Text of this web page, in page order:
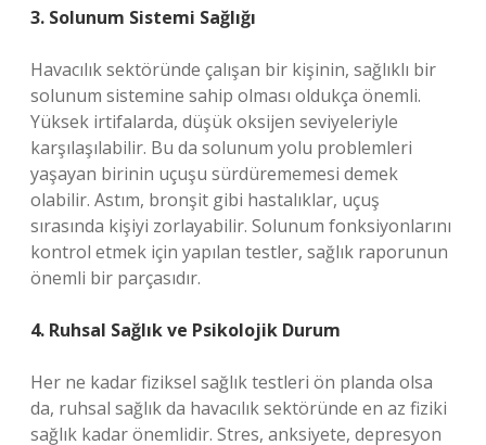
3. Solunum Sistemi Sağlığı
Havacılık sektöründe çalışan bir kişinin, sağlıklı bir
solunum sistemine sahip olması oldukça önemli.
Yüksek irtifalarda, düşük oksijen seviyeleriyle
karşılaşılabilir. Bu da solunum yolu problemleri
yaşayan birinin uçuşu sürdürememesi demek
olabilir. Astım, bronşit gibi hastalıklar, uçuş
sırasında kişiyi zorlayabilir. Solunum fonksiyonlarını
kontrol etmek için yapılan testler, sağlık raporunun
önemli bir parçasıdır.
4. Ruhsal Sağlık ve Psikolojik Durum
Her ne kadar fiziksel sağlık testleri ön planda olsa
da, ruhsal sağlık da havacılık sektöründe en az fiziki
sağlık kadar önemlidir. Stres, anksiyete, depresyon